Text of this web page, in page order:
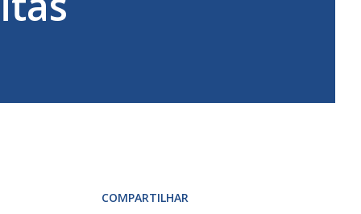
COMPARTILHAR